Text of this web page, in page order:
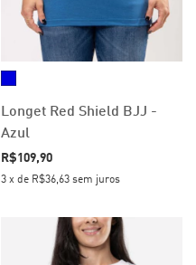
Longet Red Shield BJJ -
Azul
R$109,90
3 x de R$36,63 sem juros